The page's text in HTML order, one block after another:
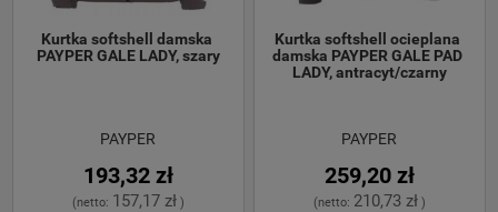
Kurtka softshell damska
PAYPER GALE LADY, szary
PAYPER
193,32 zł
(netto: 157,17 zł)
Kurtka softshell ocieplana
damska PAYPER GALE PAD
LADY, antracyt/czarny
PAYPER
259,20 zł
(netto: 210,73 zł)